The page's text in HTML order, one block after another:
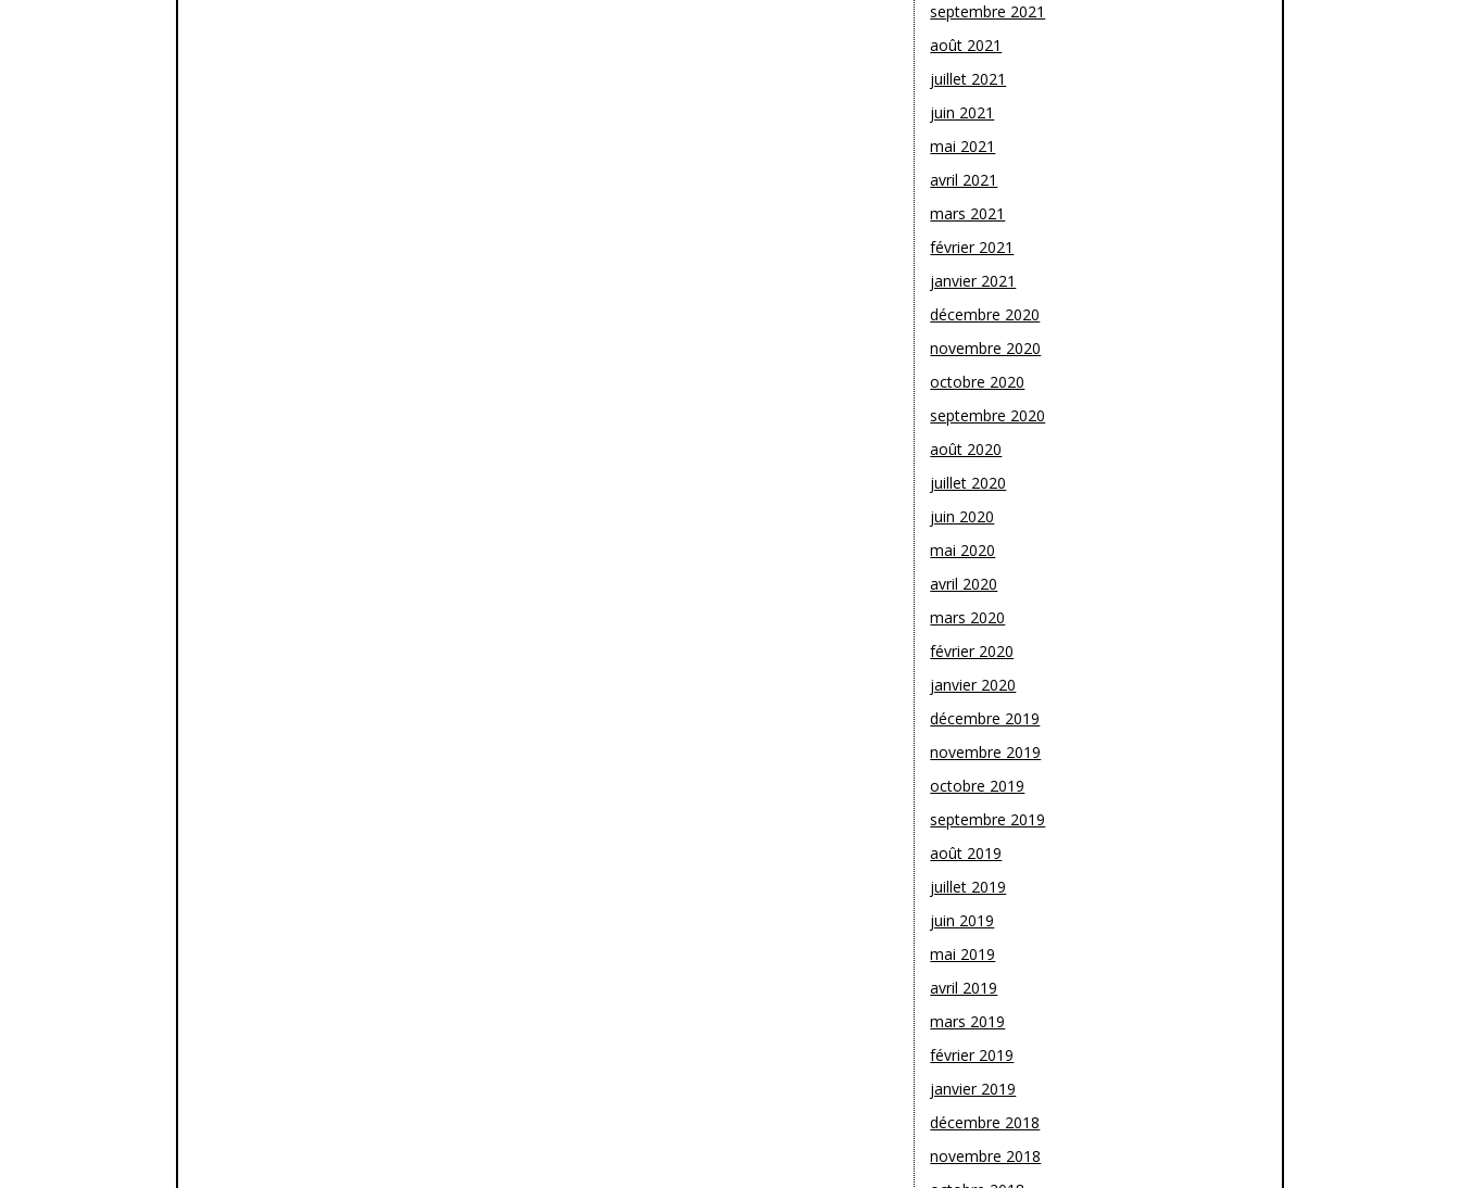
septembre 2021
août 2021
juillet 2021
juin 2021
mai 2021
avril 2021
mars 2021
février 2021
janvier 2021
décembre 2020
novembre 2020
octobre 2020
septembre 2020
août 2020
juillet 2020
juin 2020
mai 2020
avril 2020
mars 2020
février 2020
janvier 2020
décembre 2019
novembre 2019
octobre 2019
septembre 2019
août 2019
juillet 2019
juin 2019
mai 2019
avril 2019
mars 2019
février 2019
janvier 2019
décembre 2018
novembre 2018